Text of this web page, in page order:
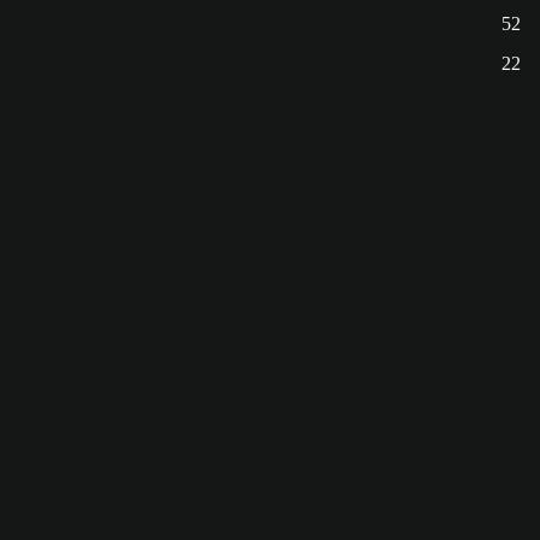
52
22